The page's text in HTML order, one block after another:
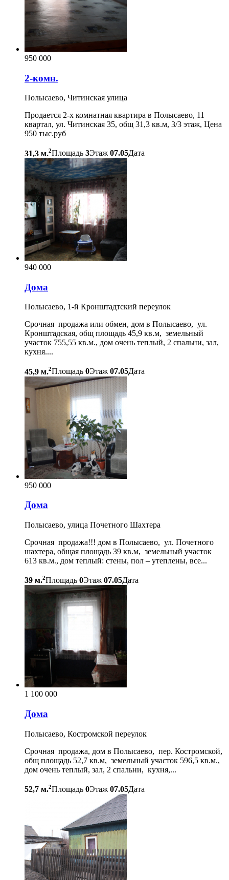
950 000
2-комн.
Полысаево, Читинская улица
Продается 2-х комнатная квартира в Полысаево, 11
квартал, ул. Читинская 35, общ 31,3 кв.м, 3/3 этаж, Цена
950 тыс.руб
31,3 м.2Площадь 3Этаж 07.05Дата
940 000
Дома
Полысаево, 1-й Кронштадтский переулок
Срочная продажа или обмен, дом в Полысаево, ул.
Кронштадская, общ площадь 45,9 кв.м, земельный
участок 755,55 кв.м., дом очень теплый, 2 спальни, зал,
кухня....
45,9 м.2Площадь 0Этаж 07.05Дата
950 000
Дома
Полысаево, улица Почетного Шахтера
Срочная продажа!!! дом в Полысаево, ул. Почетного
шахтера, общая площадь 39 кв.м, земельный участок
613 кв.м., дом теплый: стены, пол – утеплены, все...
39 м.2Площадь 0Этаж 07.05Дата
1 100 000
Дома
Полысаево, Костромской переулок
Срочная продажа, дом в Полысаево, пер. Костромской,
общ площадь 52,7 кв.м, земельный участок 596,5 кв.м.,
дом очень теплый, зал, 2 спальни, кухня,...
52,7 м.2Площадь 0Этаж 07.05Дата